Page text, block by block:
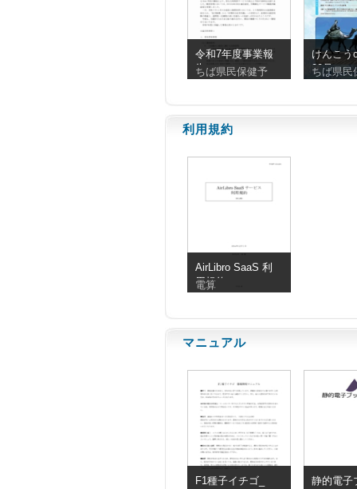
令和7年度事業報
告
ちば県民保健予
けんこ
90号
ちば県民
利用規約
AirLibro SaaS 利
用規約
電算
マニュアル
F1種子イチゴ_
静的電子